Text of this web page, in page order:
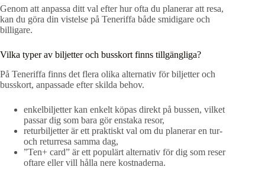
Genom att anpassa ditt val efter hur ofta du planerar att resa,
kan du göra din vistelse på Teneriffa både smidigare och
billigare.
Vilka typer av biljetter och busskort finns tillgängliga?
På Teneriffa finns det flera olika alternativ för biljetter och
busskort, anpassade efter skilda behov.
enkelbiljetter kan enkelt köpas direkt på bussen, vilket
passar dig som bara gör enstaka resor,
returbiljetter är ett praktiskt val om du planerar en tur-
och returresa samma dag,
”Ten+ card” är ett populärt alternativ för dig som reser
oftare eller vill hålla nere kostnaderna.